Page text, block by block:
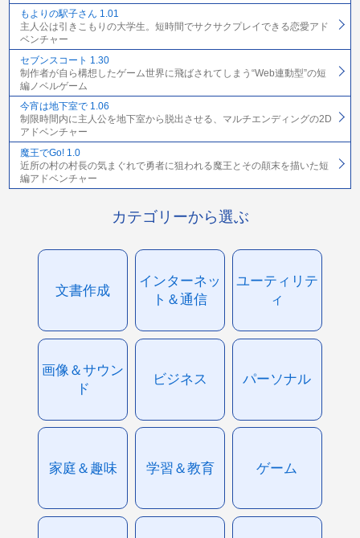
もよりの駅子さん 1.01
主人公は引きこもりの大学生。短時間でサクサクプレイできる恋愛アド
ベンチャー
セブンスコート 1.30
制作者が自ら構想したゲーム世界に飛ばされてしまう“Web連動型”の短
編ノベルゲーム
今宵は地下室で 1.06
制限時間内に主人公を地下室から脱出させる、マルチエンディングの2D
アドベンチャー
魔王でGo! 1.0
近所の村の村長の気まぐれで勇者に狙われる魔王とその顛末を描いた短
編アドベンチャー
カテゴリーから選ぶ
文書作成
インターネッ
ト＆通信
ユーティリテ
ィ
画像＆サウン
ド
ビジネス パーソナル
家庭＆趣味 学習＆教育 ゲーム